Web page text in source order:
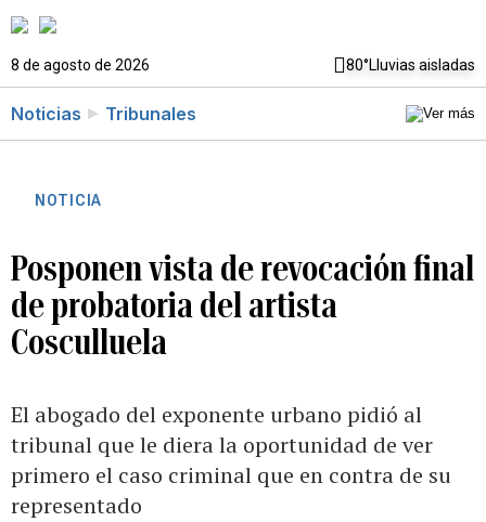
8 de agosto de 2026 80°Lluvias aisladas
Noticias Tribunales
NOTICIA
Posponen vista de revocación final
de probatoria del artista
Cosculluela
El abogado del exponente urbano pidió al
tribunal que le diera la oportunidad de ver
primero el caso criminal que en contra de su
representado